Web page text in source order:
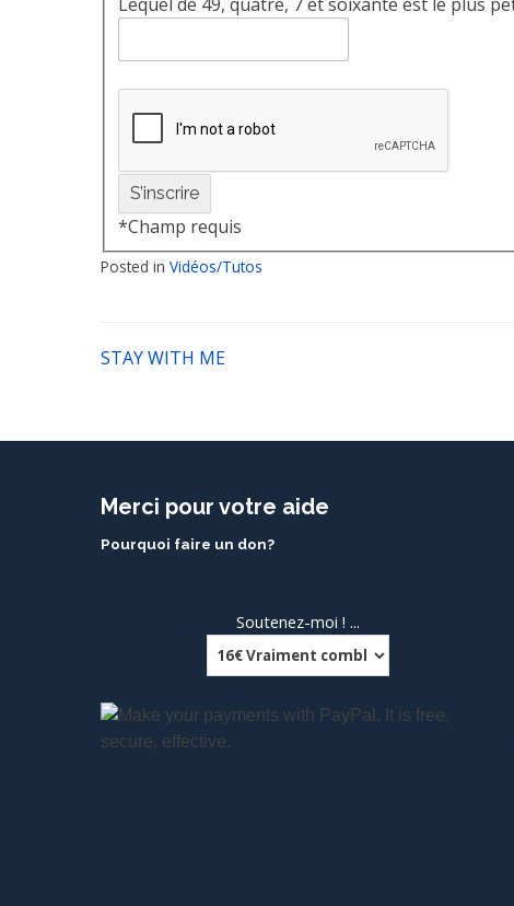
*Champ requis
Posted in Vidéos/Tutos
Navigation
STAY WITH ME
Merci pour votre aide
Pourquoi faire un don?
Soutenez-moi ! ...